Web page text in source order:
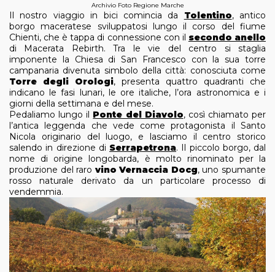
Archivio Foto Regione Marche
Il nostro viaggio in bici comincia da Tolentino, antico
borgo maceratese sviluppatosi lungo il corso del fiume
Chienti, che è tappa di connessione con il secondo anello
di Macerata Rebirth. Tra le vie del centro si staglia
imponente la Chiesa di San Francesco con la sua torre
campanaria divenuta simbolo della città: conosciuta come
Torre degli Orologi, presenta quattro quadranti che
indicano le fasi lunari, le ore italiche, l’ora astronomica e i
giorni della settimana e del mese.
Pedaliamo lungo il Ponte del Diavolo, così chiamato per
l’antica leggenda che vede come protagonista il Santo
Nicola originario del luogo, e lasciamo il centro storico
salendo in direzione di Serrapetrona. Il piccolo borgo, dal
nome di origine longobarda, è molto rinominato per la
produzione del raro vino Vernaccia Docg, uno spumante
rosso naturale derivato da un particolare processo di
vendemmia.